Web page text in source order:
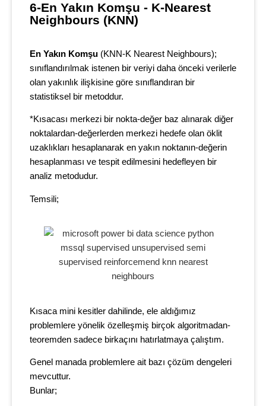
6-En Yakın Komşu - K-Nearest
Neighbours (KNN)
En Yakın Komşu (KNN-K Nearest Neighbours);
sınıflandırılmak istenen bir veriyi daha önceki verilerle
olan yakınlık ilişkisine göre sınıflandıran bir
statistiksel bir metoddur.
*Kısacası merkezi bir nokta-değer baz alınarak diğer
noktalardan-değerlerden merkezi hedefe olan öklit
uzaklıkları hesaplanarak en yakın noktanın-değerin
hesaplanması ve tespit edilmesini hedefleyen bir
analiz metodudur.
Temsili;
Kısaca mini kesitler dahilinde, ele aldığımız
problemlere yönelik özelleşmiş birçok algoritmadan-
teoremden sadece birkaçını hatırlatmaya çalıştım.
Genel manada problemlere ait bazı çözüm dengeleri
mevcuttur.
Bunlar;